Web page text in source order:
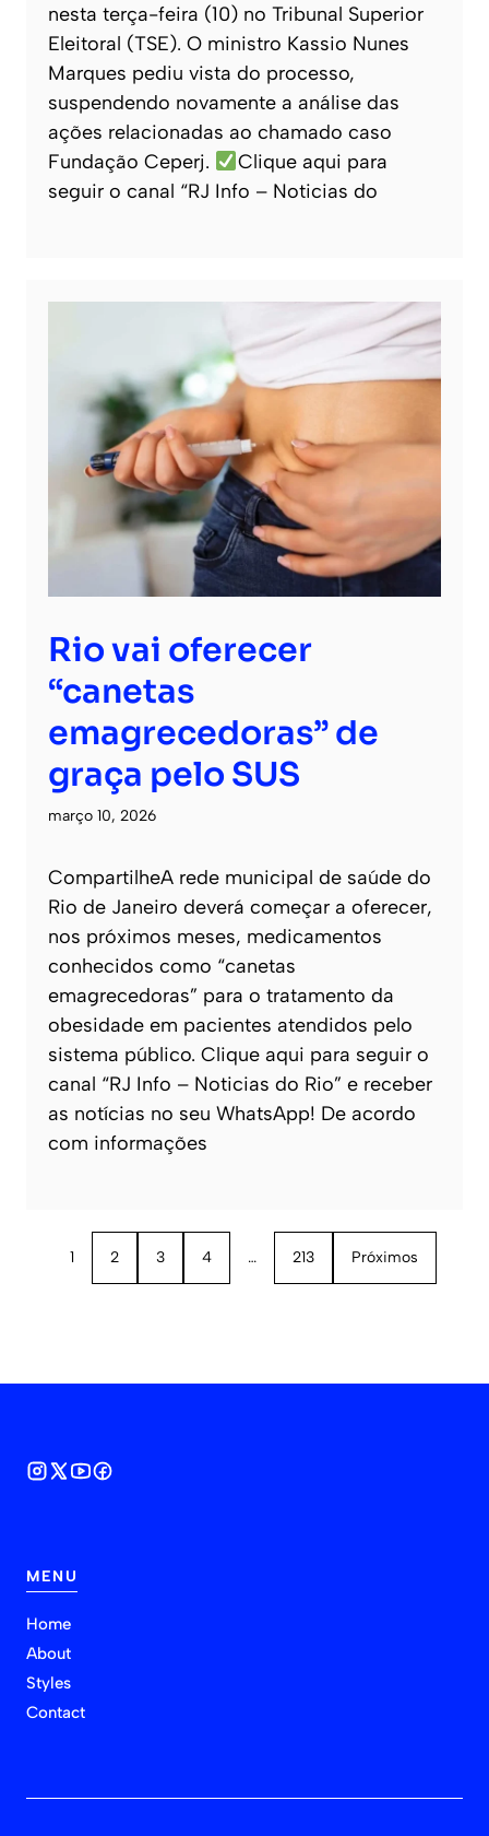
nesta terça-feira (10) no Tribunal Superior
Eleitoral (TSE). O ministro Kassio Nunes
Marques pediu vista do processo,
suspendendo novamente a análise das
ações relacionadas ao chamado caso
Fundação Ceperj.
Clique aqui para
seguir o canal “RJ Info – Noticias do
Rio vai oferecer
“canetas
emagrecedoras” de
graça pelo SUS
março 10, 2026
CompartilheA rede municipal de saúde do
Rio de Janeiro deverá começar a oferecer,
nos próximos meses, medicamentos
conhecidos como “canetas
emagrecedoras” para o tratamento da
obesidade em pacientes atendidos pelo
sistema público. Clique aqui para seguir o
canal “RJ Info – Noticias do Rio” e receber
as notícias no seu WhatsApp! De acordo
com informações
1 2 3 4 … 213 Próximos
MENU
Home
About
Styles
Contact